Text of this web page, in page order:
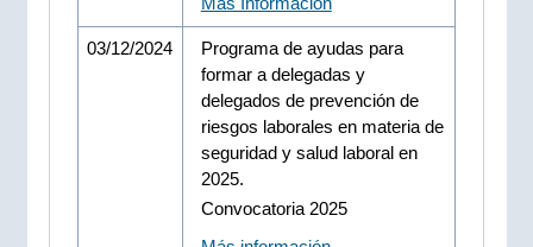
03/12/2024
Programa de ayudas para
formar a delegadas y
delegados de prevención de
riesgos laborales en materia de
seguridad y salud laboral en
2025.
Convocatoria 2025